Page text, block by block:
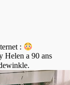
:
Helen a 90 ans